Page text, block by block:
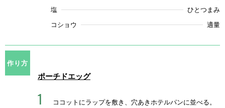
塩
ひとつまみ
コショウ
適量
作り方
ポーチドエッグ
ココットにラップを敷き、穴あきホテルパンに並べる。